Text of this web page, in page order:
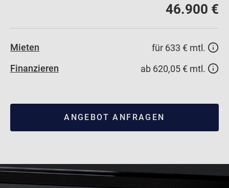
46.900 €
Mieten
für 633 € mtl.
Finanzieren
ab 620,05 € mtl.
ANGEBOT ANFRAGEN